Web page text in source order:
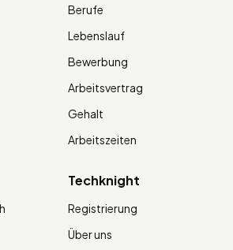
Berufe
Lebenslauf
Bewerbung
Arbeitsvertrag
Gehalt
Arbeitszeiten
Techknight
Registrierung
Über uns